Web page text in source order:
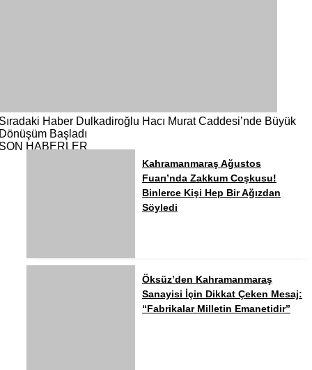
Haber Dulkadiroğlu Hacı Murat Caddesi’nde Büyük
Başladı
HABERLER
Kahramanmaraş Ağustos
Fuarı’nda Zakkum Coşkusu!
Binlerce Kişi Hep Bir Ağızdan
Söyledi
Öksüz’den Kahramanmaraş
Sanayisi İçin Dikkat Çeken Mesaj:
“Fabrikalar Milletin Emanetidir”